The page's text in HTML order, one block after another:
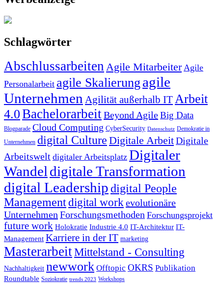
Schlagwörter
Abschlussarbeiten Agile Mitarbeiter Agile
Personalarbeit agile Skalierung agile
Unternehmen Agilität außerhalb IT Arbeit
4.0BachelorarbeitBeyond AgileBig Data
Blogparade Cloud Computing CyberSecurity Datenschutz Demokratie in
Unternehmen digital Culture Digitale ArbeitDigitale
Arbeitswelt digitaler Arbeitsplatz Digitaler
Wandel digitale Transformation
digital Leadershipdigital People
Managementdigital work evolutionäre
Unternehmen Forschungsmethoden Forschungsprojekt
future work Holokratie Industrie 4.0 IT-Architektur IT-
Management Karriere in der IT marketing
MasterarbeitMittelstand - Consulting
Nachhaltigkeit newwork Offtopic OKRS Publikation
Roundtable Soziokratie trends 2023 Workshops